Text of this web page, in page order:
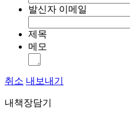
발신자 이메일
제목
메모
취소 내보내기
내책장담기